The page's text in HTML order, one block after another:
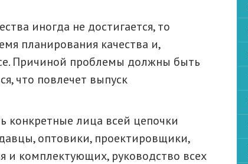
иногда не достигается, то
планирования качества и,
Причиной проблемы должны быть
что повлечет выпуск
конкретные лица всей цепочки
оптовики, проектировщики,
и комплектующих, руководство всех